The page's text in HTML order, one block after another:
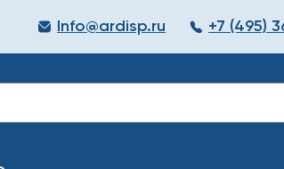
+7 (495)
Info@ardisp.ru